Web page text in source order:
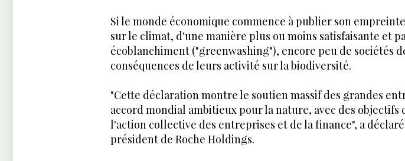
Si le monde économique commence à publier son
sur le climat, d'une manière plus ou moins satisfaisante et
écoblanchiment ("greenwashing"), encore peu de sociétés
conséquences de leurs activité sur la biodiversité.
"Cette déclaration montre le soutien massif des grandes
accord mondial ambitieux pour la nature, avec des
l'action collective des entreprises et de la finance", a
président de Roche Holdings.